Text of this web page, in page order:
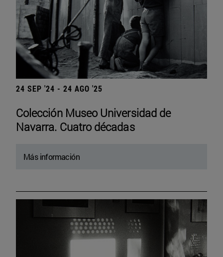
24 SEP '24 - 24 AGO '25
Colección Museo Universidad de
Navarra. Cuatro décadas
Más información